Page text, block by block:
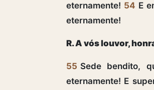
eternamente! 54 E
eternamente!
R. A vós louvor,
55 Sede bendito,
eternamente! E